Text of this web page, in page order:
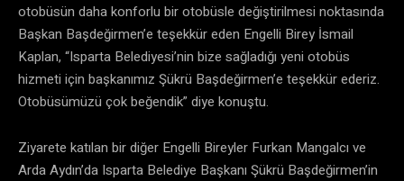
otobüsün daha konforlu bir otobüsle değiştirilmesi noktasında
Başkan Başdeğirmen’e teşekkür eden Engelli Birey İsmail
Kaplan, “Isparta Belediyesi’nin bize sağladığı yeni otobüs
hizmeti için başkanımız Şükrü Başdeğirmen’e teşekkür ederiz.
Otobüsümüzü çok beğendik” diye konuştu.
Ziyarete katılan bir diğer Engelli Bireyler Furkan Mangalcı ve
Arda Aydın’da Isparta Belediye Başkanı Şükrü Başdeğirmen’in